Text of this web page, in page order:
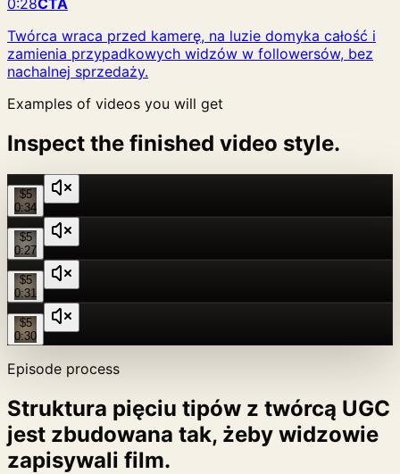
Twórca wraca przed kamerę, na luzie domyka całość i
zamienia przypadkowych widzów w followersów, bez
nachalnej sprzedaży.
Examples of videos you will get
Inspect the finished video style.
$5
0:34
$5
0:27
$5
0:31
$5
0:30
Episode process
Struktura pięciu tipów z twórcą UGC
jest zbudowana tak, żeby widzowie
zapisywali film.